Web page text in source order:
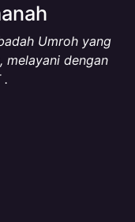
Umroh yang
melayani dengan
.